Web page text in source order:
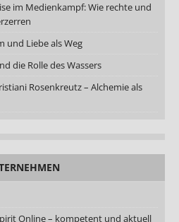
im Medienkampf: Wie rechte und
und Liebe als Weg
die Rolle des Wassers
Rosenkreutz – Alchemie als
Online – kompetent und aktuell